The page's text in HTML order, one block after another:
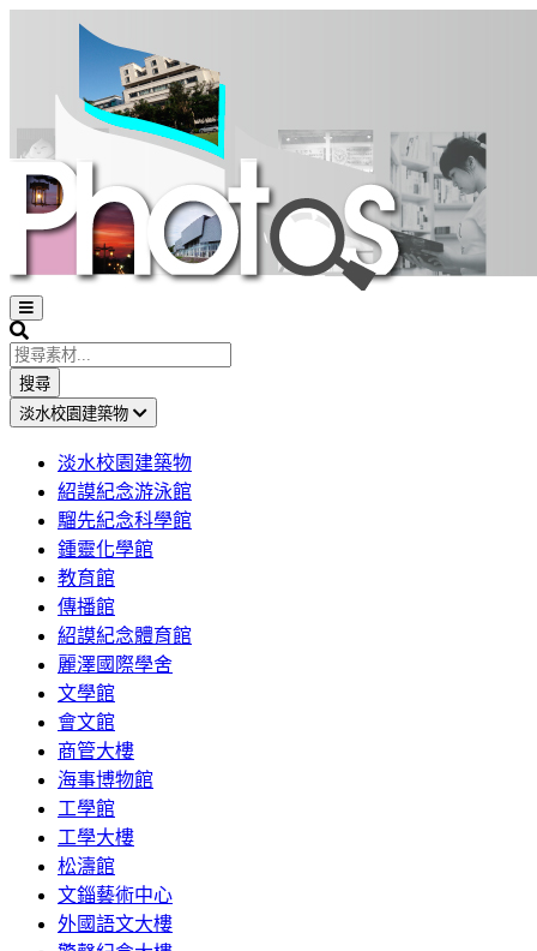
Open
sidebar
Search
搜尋
淡水校園建築物
淡水校園建築物
紹謨紀念游泳館
騮先紀念科學館
鍾靈化學館
教育館
傳播館
紹謨紀念體育館
麗澤國際學舍
文學館
會文館
商管大樓
海事博物館
工學館
工學大樓
松濤館
文錙藝術中心
外國語文大樓